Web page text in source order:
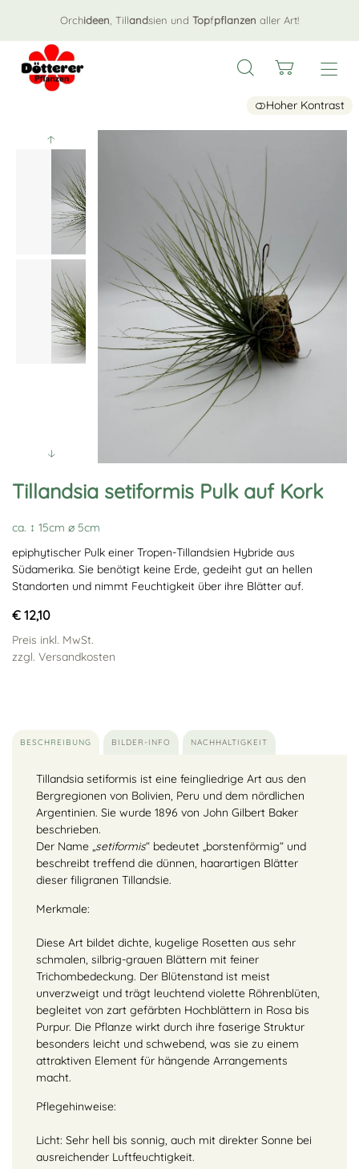
Orchideen , Tillandsien und Topfpflanzen aller Art!
Hoher Kontrast
Tillandsia setiformis Pulk auf Kork
ca. ↕ 15cm ∅ 5cm
epiphytischer Pulk einer Tropen-Tillandsien Hybride aus
Südamerika. Sie benötigt keine Erde, gedeiht gut an hellen
Standorten und nimmt Feuchtigkeit über ihre Blätter auf.
€ 12,10
Preis inkl. MwSt.
zzgl. Versandkosten
BESCHREIBUNG BILDER-INFO NACHHALTIGKEIT
Tillandsia setiformis ist eine feingliedrige Art aus den
Bergregionen von Bolivien, Peru und dem nördlichen
Argentinien. Sie wurde 1896 von John Gilbert Baker
beschrieben.
Der Name „ setiformis“ bedeutet „borstenförmig“ und
beschreibt treffend die dünnen, haarartigen Blätter
dieser filigranen Tillandsie.
Merkmale:
Diese Art bildet dichte, kugelige Rosetten aus sehr
schmalen, silbrig-grauen Blättern mit feiner
Trichombedeckung. Der Blütenstand ist meist
unverzweigt und trägt leuchtend violette Röhrenblüten,
begleitet von zart gefärbten Hochblättern in Rosa bis
Purpur. Die Pflanze wirkt durch ihre faserige Struktur
besonders leicht und schwebend, was sie zu einem
attraktiven Element für hängende Arrangements
macht.
Pflegehinweise:
Licht: Sehr hell bis sonnig, auch mit direkter Sonne bei
ausreichender Luftfeuchtigkeit.